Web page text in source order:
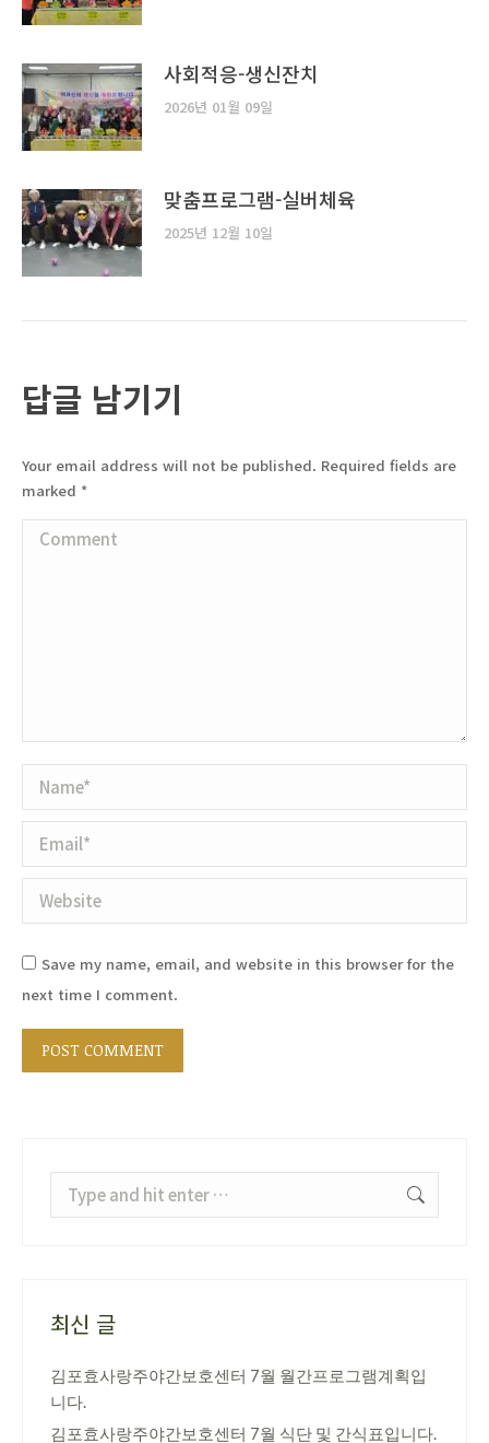
사회적응-생신잔치
2026년 01월 09일
맞춤프로그램-실버체육
2025년 12월 10일
답글 남기기
Your email address will not be published. Required fields are
marked *
Comment
Name *
Email *
Website
Save my name, email, and website in this browser for the
next time I comment.
POST COMMENT
최신 글
김포효사랑주야간보호센터 7월 월간프로그램계획입
니다.
김포효사랑주야간보호센터 7월 식단 및 간식표입니다.